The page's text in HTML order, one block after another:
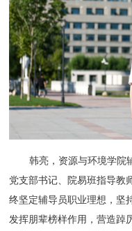
韩亮，资源与环境学院
党支部书记、院易班指导教
终坚定辅导员职业理想，坚
发挥朋辈榜样作用，营造踔